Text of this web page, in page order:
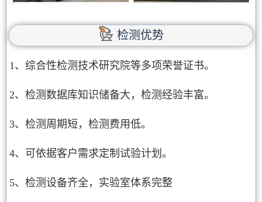
检测优势
1、综合性检测技术研究院等多项荣誉证书。
2、检测数据库知识储备大，检测经验丰富。
3、检测周期短，检测费用低。
4、可依据客户需求定制试验计划。
5、检测设备齐全，实验室体系完整